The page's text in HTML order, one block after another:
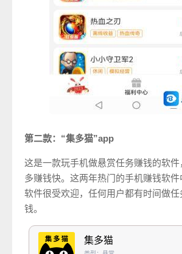
第二款：“集多猫”app
这是一款玩手机做悬赏任务赚钱的软
多赚钱快。这两年热门的手机赚钱软
软件很受欢迎，任何用户都有时间做
钱。
集多猫